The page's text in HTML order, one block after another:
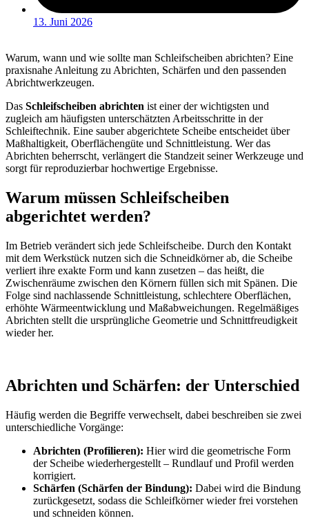
13. Juni 2026
Warum, wann und wie sollte man Schleifscheiben abrichten? Eine
praxisnahe Anleitung zu Abrichten, Schärfen und den passenden
Abrichtwerkzeugen.
Das Schleifscheiben abrichten ist einer der wichtigsten und
zugleich am häufigsten unterschätzten Arbeitsschritte in der
Schleiftechnik. Eine sauber abgerichtete Scheibe entscheidet über
Maßhaltigkeit, Oberflächengüte und Schnittleistung. Wer das
Abrichten beherrscht, verlängert die Standzeit seiner Werkzeuge und
sorgt für reproduzierbar hochwertige Ergebnisse.
Warum müssen Schleifscheiben
abgerichtet werden?
Im Betrieb verändert sich jede Schleifscheibe. Durch den Kontakt
mit dem Werkstück nutzen sich die Schneidkörner ab, die Scheibe
verliert ihre exakte Form und kann zusetzen – das heißt, die
Zwischenräume zwischen den Körnern füllen sich mit Spänen. Die
Folge sind nachlassende Schnittleistung, schlechtere Oberflächen,
erhöhte Wärmeentwicklung und Maßabweichungen. Regelmäßiges
Abrichten stellt die ursprüngliche Geometrie und Schnittfreudigkeit
wieder her.
Abrichten und Schärfen: der Unterschied
Häufig werden die Begriffe verwechselt, dabei beschreiben sie zwei
unterschiedliche Vorgänge:
Abrichten (Profilieren): Hier wird die geometrische Form
der Scheibe wiederhergestellt – Rundlauf und Profil werden
korrigiert.
Schärfen (Schärfen der Bindung): Dabei wird die Bindung
zurückgesetzt, sodass die Schleifkörner wieder frei vorstehen
und schneiden können.